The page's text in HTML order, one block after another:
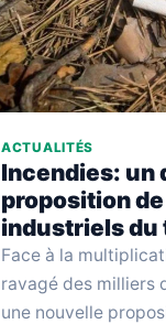
ACTUALITÉS
Incendies: un
proposition
industriels du
Face à la
ravagé des milliers
une nouvelle